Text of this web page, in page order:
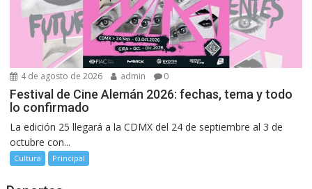
4 de agosto de 2026 admin 0
Festival de Cine Alemán 2026: fechas, tema y todo
lo confirmado
La edición 25 llegará a la CDMX del 24 de septiembre al 3 de
octubre con...
Cultura Principal